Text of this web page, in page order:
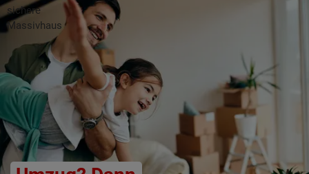
Wonach möchten Sie suchen?